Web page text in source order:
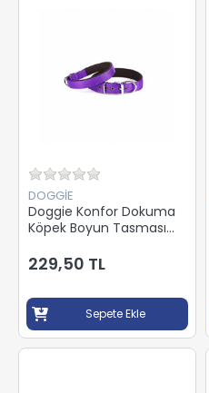
DOGGİE
Doggie Konfor Dokuma
Köpek Boyun Tasması
DSBT2510LROYALBLUE
229,50 TL
Sepete Ekle